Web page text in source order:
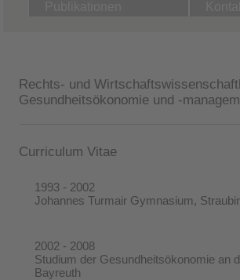
Rechts- und
Gesundheitsökonomie und -
Curriculum Vitae
1993 - 2002
Johannes Turmair Gymnasium,
2002 - 2008
Studium der Gesundheitsökonomie an
Bayreuth